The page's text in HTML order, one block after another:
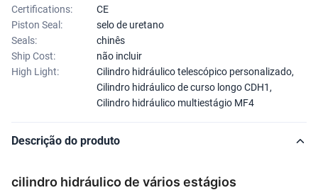
Certifications:
CE
Piston Seal:
selo de uretano
Seals:
chinês
Ship Cost:
não incluir
High Light:
Cilindro hidráulico telescópico personalizado,
Cilindro hidráulico de curso longo CDH1 ,
Cilindro hidráulico multiestágio MF4
Descrição do produto
cilindro hidráulico de vários estágios